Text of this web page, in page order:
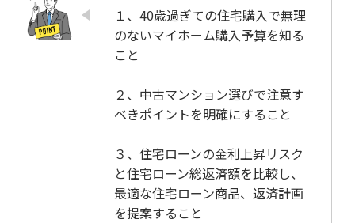
１、40歳過ぎての住宅購入で無理
のないマイホーム購入予算を知る
こと
２、中古マンション選びで注意す
べきポイントを明確にすること
３、住宅ローンの金利上昇リスク
と住宅ローン総返済額を比較し、
最適な住宅ローン商品、返済計画
を提案すること